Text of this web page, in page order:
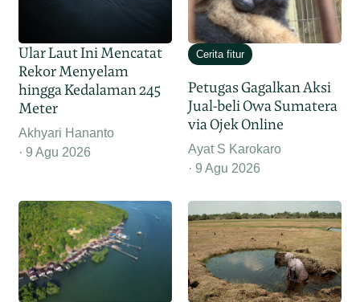
Ular Laut Ini Mencatat
Rekor Menyelam
hingga Kedalaman 245
Meter
Akhyari Hananto
9 Agu 2026
Cerita fitur
Petugas Gagalkan Aksi
Jual-beli Owa Sumatera
via Ojek Online
Ayat S Karokaro
9 Agu 2026